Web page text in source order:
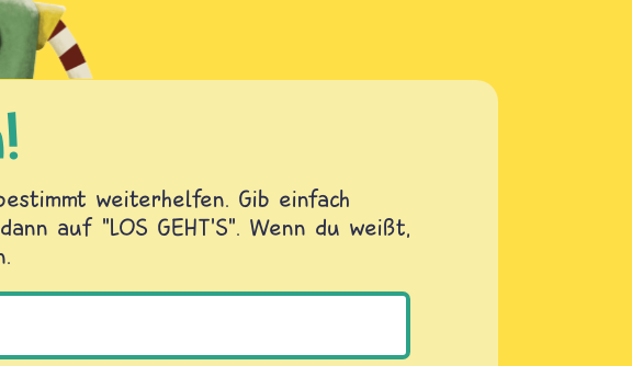
weiterhelfen. Gib einfach
auf "LOS GEHT'S". Wenn du weißt,